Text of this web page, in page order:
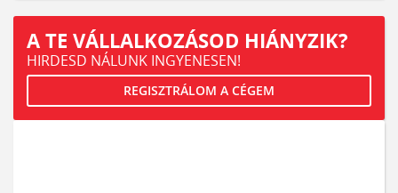
A TE VÁLLALKOZÁSOD HIÁNYZIK?
HIRDESD NÁLUNK INGYENESEN!
REGISZTRÁLOM A CÉGEM